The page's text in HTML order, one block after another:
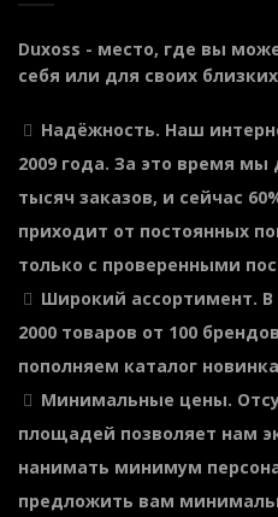
Duxoss - место, где вы
себя или для своих
Надёжность. Наш
2009 года. За это время
тысяч заказов, и сейчас
приходит от постоянных
только с проверенными
Широкий ассортимент.
2000 товаров от 100
пополняем каталог
Минимальные цены.
площадей позволяет нам
нанимать минимум
предложить вам